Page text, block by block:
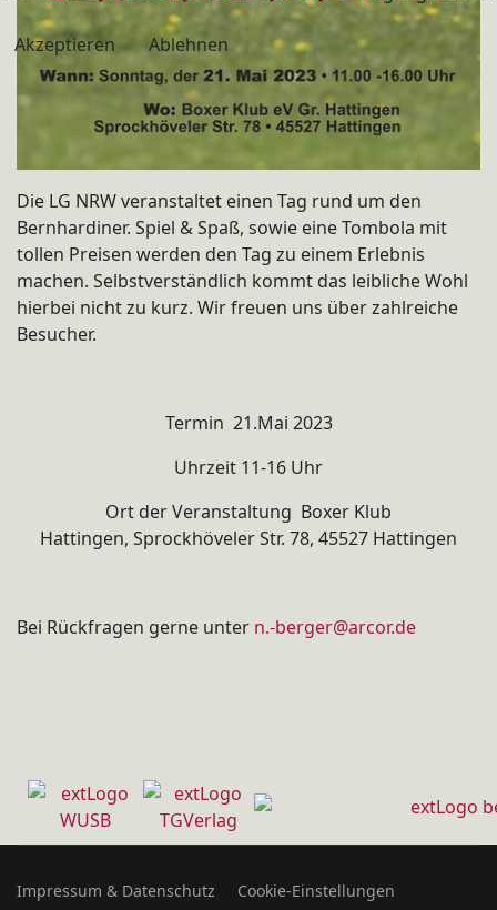
Die LG NRW veranstaltet einen Tag rund um den
Bernhardiner. Spiel & Spaß, sowie eine Tombola mit
tollen Preisen werden den Tag zu einem Erlebnis
machen. Selbstverständlich kommt das leibliche Wohl
hierbei nicht zu kurz. Wir freuen uns über zahlreiche
Besucher.
Termin 21.Mai 2023
Uhrzeit 11-16 Uhr
Ort der Veranstaltung Boxer Klub
Hattingen, Sprockhöveler Str. 78, 45527 Hattingen
Bei Rückfragen gerne unter n.-berger@arcor.de
Impressum & Datenschutz Cookie-Einstellungen
Akzeptieren Ablehnen